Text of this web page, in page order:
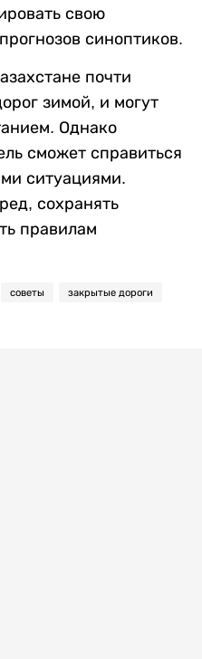
свою
синоптиков.
почти
зимой, и могут
Однако
сможет справиться
ситуациями.
сохранять
правилам
советы закрытые дороги